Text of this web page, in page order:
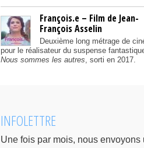
François.e – Film de Jean-
François Asselin
Deuxième long métrage de
pour le réalisateur du suspense
Nous sommes les autres, sorti en 2017.
INFOLETTRE
Une fois par mois, nous envoyons